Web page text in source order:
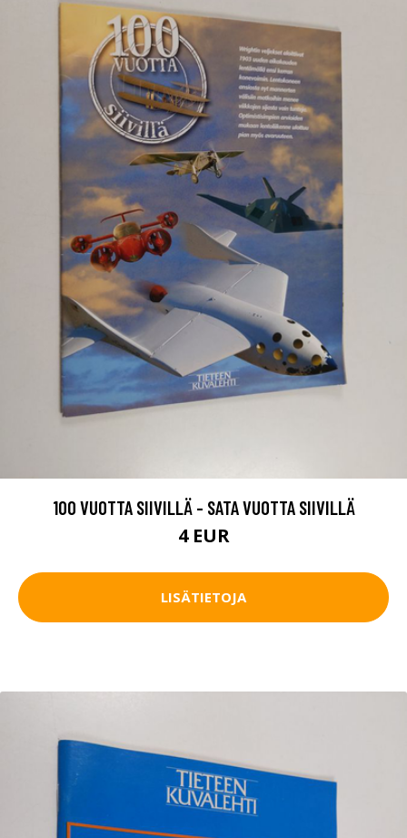
100 VUOTTA SIIVILLÄ - SATA VUOTTA SIIVILLÄ
4 EUR
LISÄTIETOJA